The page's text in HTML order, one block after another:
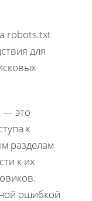
robots.txt
для
— это
к
разделам
к их
ошибкой